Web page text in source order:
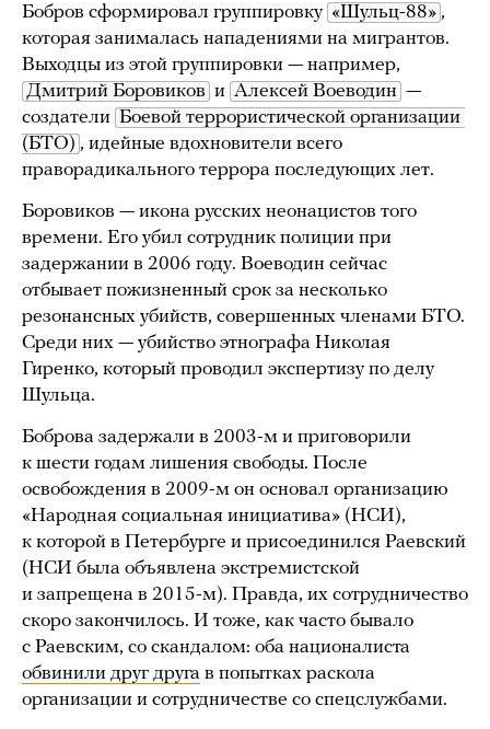
Бобров сформировал группировку «Шульц-88» ,
которая занималась нападениями на мигрантов.
Выходцы из этой группировки — например,
Дмитрий Боровиков и Алексей Воеводин —
создатели Боевой террористической организации
(БТО) , идейные вдохновители всего
праворадикального террора последующих лет.
Боровиков — икона русских неонацистов того
времени. Его убил сотрудник полиции при
задержании в 2006 году. Воеводин сейчас
отбывает пожизненный срок за несколько
резонансных убийств, совершенных членами БТО.
Среди них — убийство этнографа Николая
Гиренко, который проводил экспертизу по делу
Шульца.
Боброва задержали в 2003-м и приговорили
к шести годам лишения свободы. После
освобождения в 2009-м он основал организацию
«Народная социальная инициатива» (НСИ),
к которой в Петербурге и присоединился Раевский
(НСИ была объявлена экстремистской
и запрещена в 2015-м). Правда, их сотрудничество
скоро закончилось. И тоже, как часто бывало
с Раевским, со скандалом: оба националиста
обвинили друг друга в попытках раскола
организации и сотрудничестве со спецслужбами.